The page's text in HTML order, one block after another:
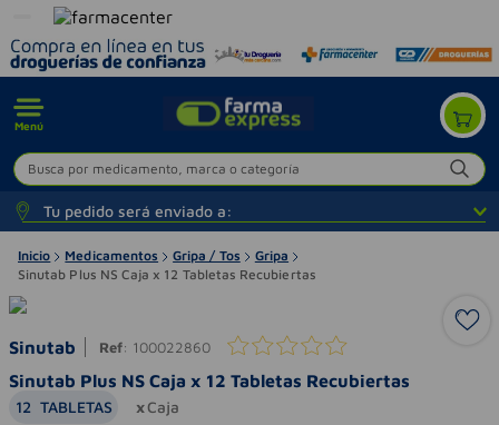
Menú
Busca por medicamento, marca o categoría
Tu pedido será enviado a:
Inicio Medicamentos Gripa / Tos
Gripa
Sinutab Plus NS Caja x 12 Tabletas Recubiertas
Sinutab Ref: 100022860
Sinutab Plus NS Caja x 12 Tabletas Recubiertas
12 TABLETAS Caja